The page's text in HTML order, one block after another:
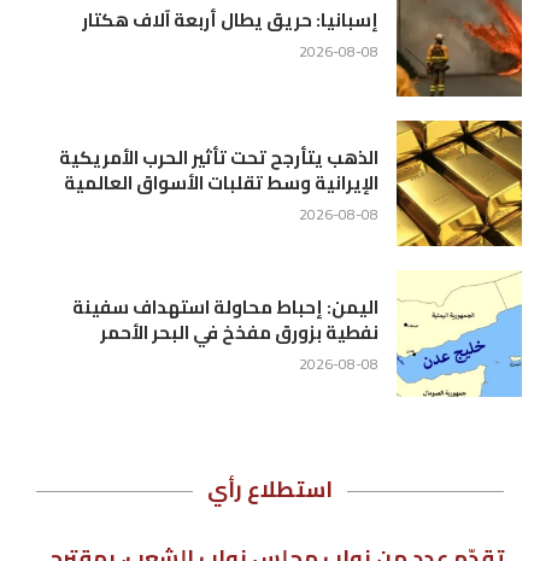
إسبانيا: حريق يطال أربعة آلاف هكتار
2026-08-08
الذهب يتأرجح تحت تأثير الحرب الأمريكية
الإيرانية وسط تقلبات الأسواق العالمية
2026-08-08
اليمن: إحباط محاولة استهداف سفينة
نفطية بزورق مفخخ في البحر الأحمر
2026-08-08
استطلاع رأي